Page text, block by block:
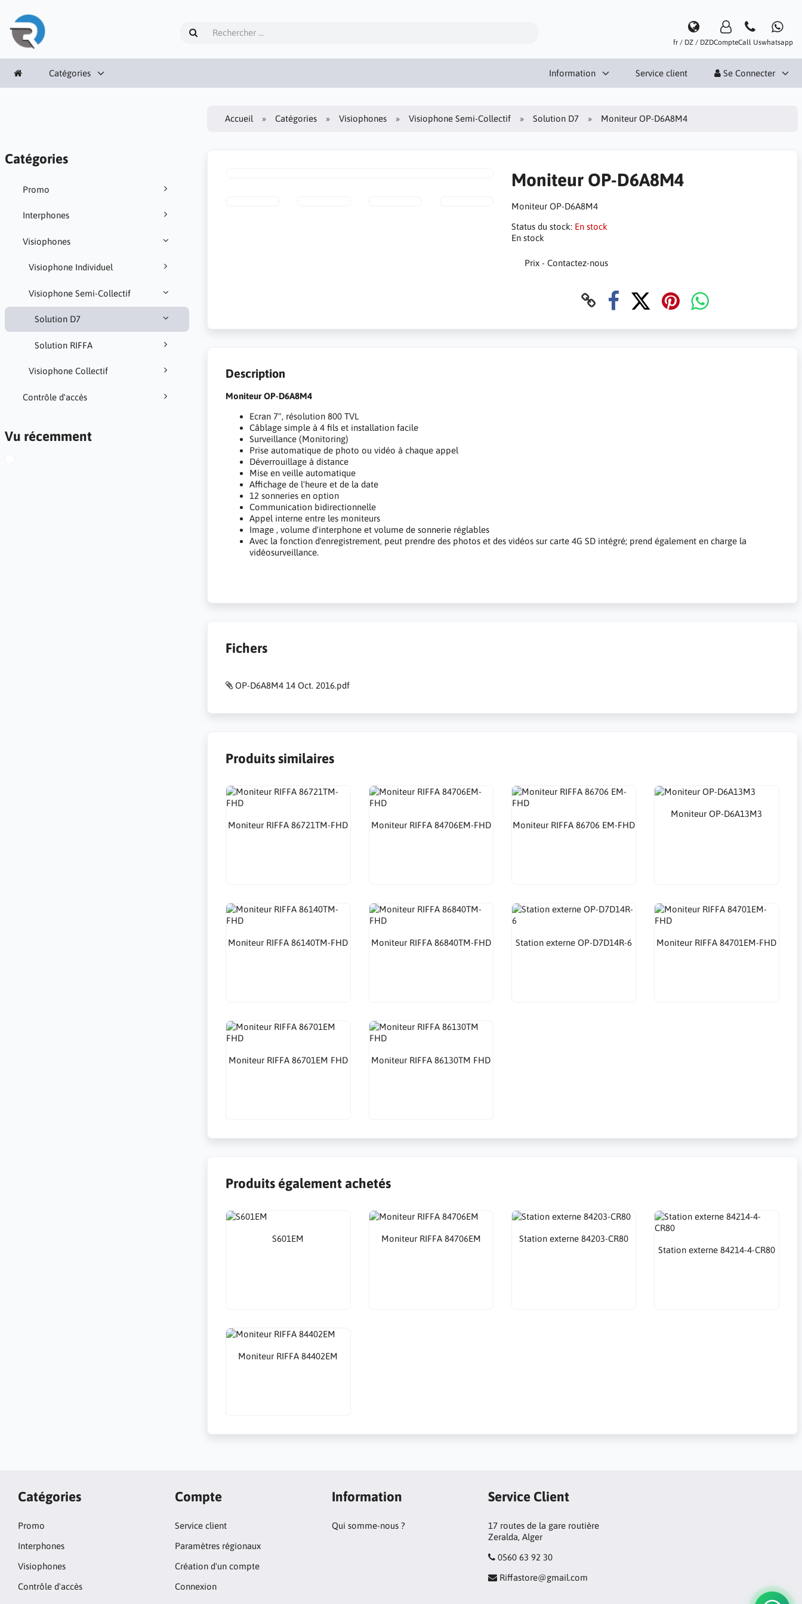
fr / DZ / DZDCompteCall Uswhatsapp
Catégories Information Service client Se Connecter
Catégories
Promo
Interphones
Visiophones
Visiophone Individuel
Visiophone Semi-Collectif
Solution D7
Solution RIFFA
Visiophone Collectif
Contrôle d'accès
Vu récemment
Accueil Catégories Visiophones Visiophone Semi-Collectif Solution D7 Moniteur OP-D6A8M4
Moniteur OP-D6A8M4
Moniteur OP-D6A8M4
Status du stock: En stock
En stock
Prix - Contactez-nous
Description
Moniteur OP-D6A8M4
Ecran 7", résolution 800 TVL
Câblage simple à 4 fils et installation facile
Surveillance (Monitoring)
Prise automatique de photo ou vidéo à chaque appel
Déverrouillage à distance
Mise en veille automatique
Affichage de l'heure et de la date
12 sonneries en option
Communication bidirectionnelle
Appel interne entre les moniteurs
Image , volume d'interphone et volume de sonnerie réglables
Avec la fonction d'enregistrement, peut prendre des photos et des vidéos sur carte 4G SD intégré; prend également en charge la
vidéosurveillance.
Fichers
OP-D6A8M4 14 Oct. 2016.pdf
Produits similaires
Moniteur RIFFA 86721TM-FHD Moniteur RIFFA 84706EM-FHD Moniteur RIFFA 86706 EM-FHD
Moniteur OP-D6A13M3
Moniteur RIFFA 86140TM-FHD Moniteur RIFFA 86840TM-FHD Station externe OP-D7D14R-6 Moniteur RIFFA 84701EM-FHD
Moniteur RIFFA 86701EM FHD Moniteur RIFFA 86130TM FHD
Produits également achetés
S601EM Moniteur RIFFA 84706EM
Station externe 84203-CR80
Station externe 84214-4-CR80
Moniteur RIFFA 84402EM
Catégories
Promo
Interphones
Visiophones
Contrôle d'accès
Compte
Service client
Paramètres régionaux
Création d'un compte
Connexion
Information
Qui somme-nous ?
Service Client
17 routes de la gare routière
Zeralda, Alger
0560 63 92 30
Riffastore@gmail.com